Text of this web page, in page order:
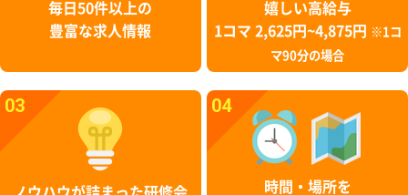
毎日50件以上の
豊富な求人情報
嬉しい高給与
1コマ 2,625円~4,875円
※1コ
マ90分の場合
03 04
時間・場所を